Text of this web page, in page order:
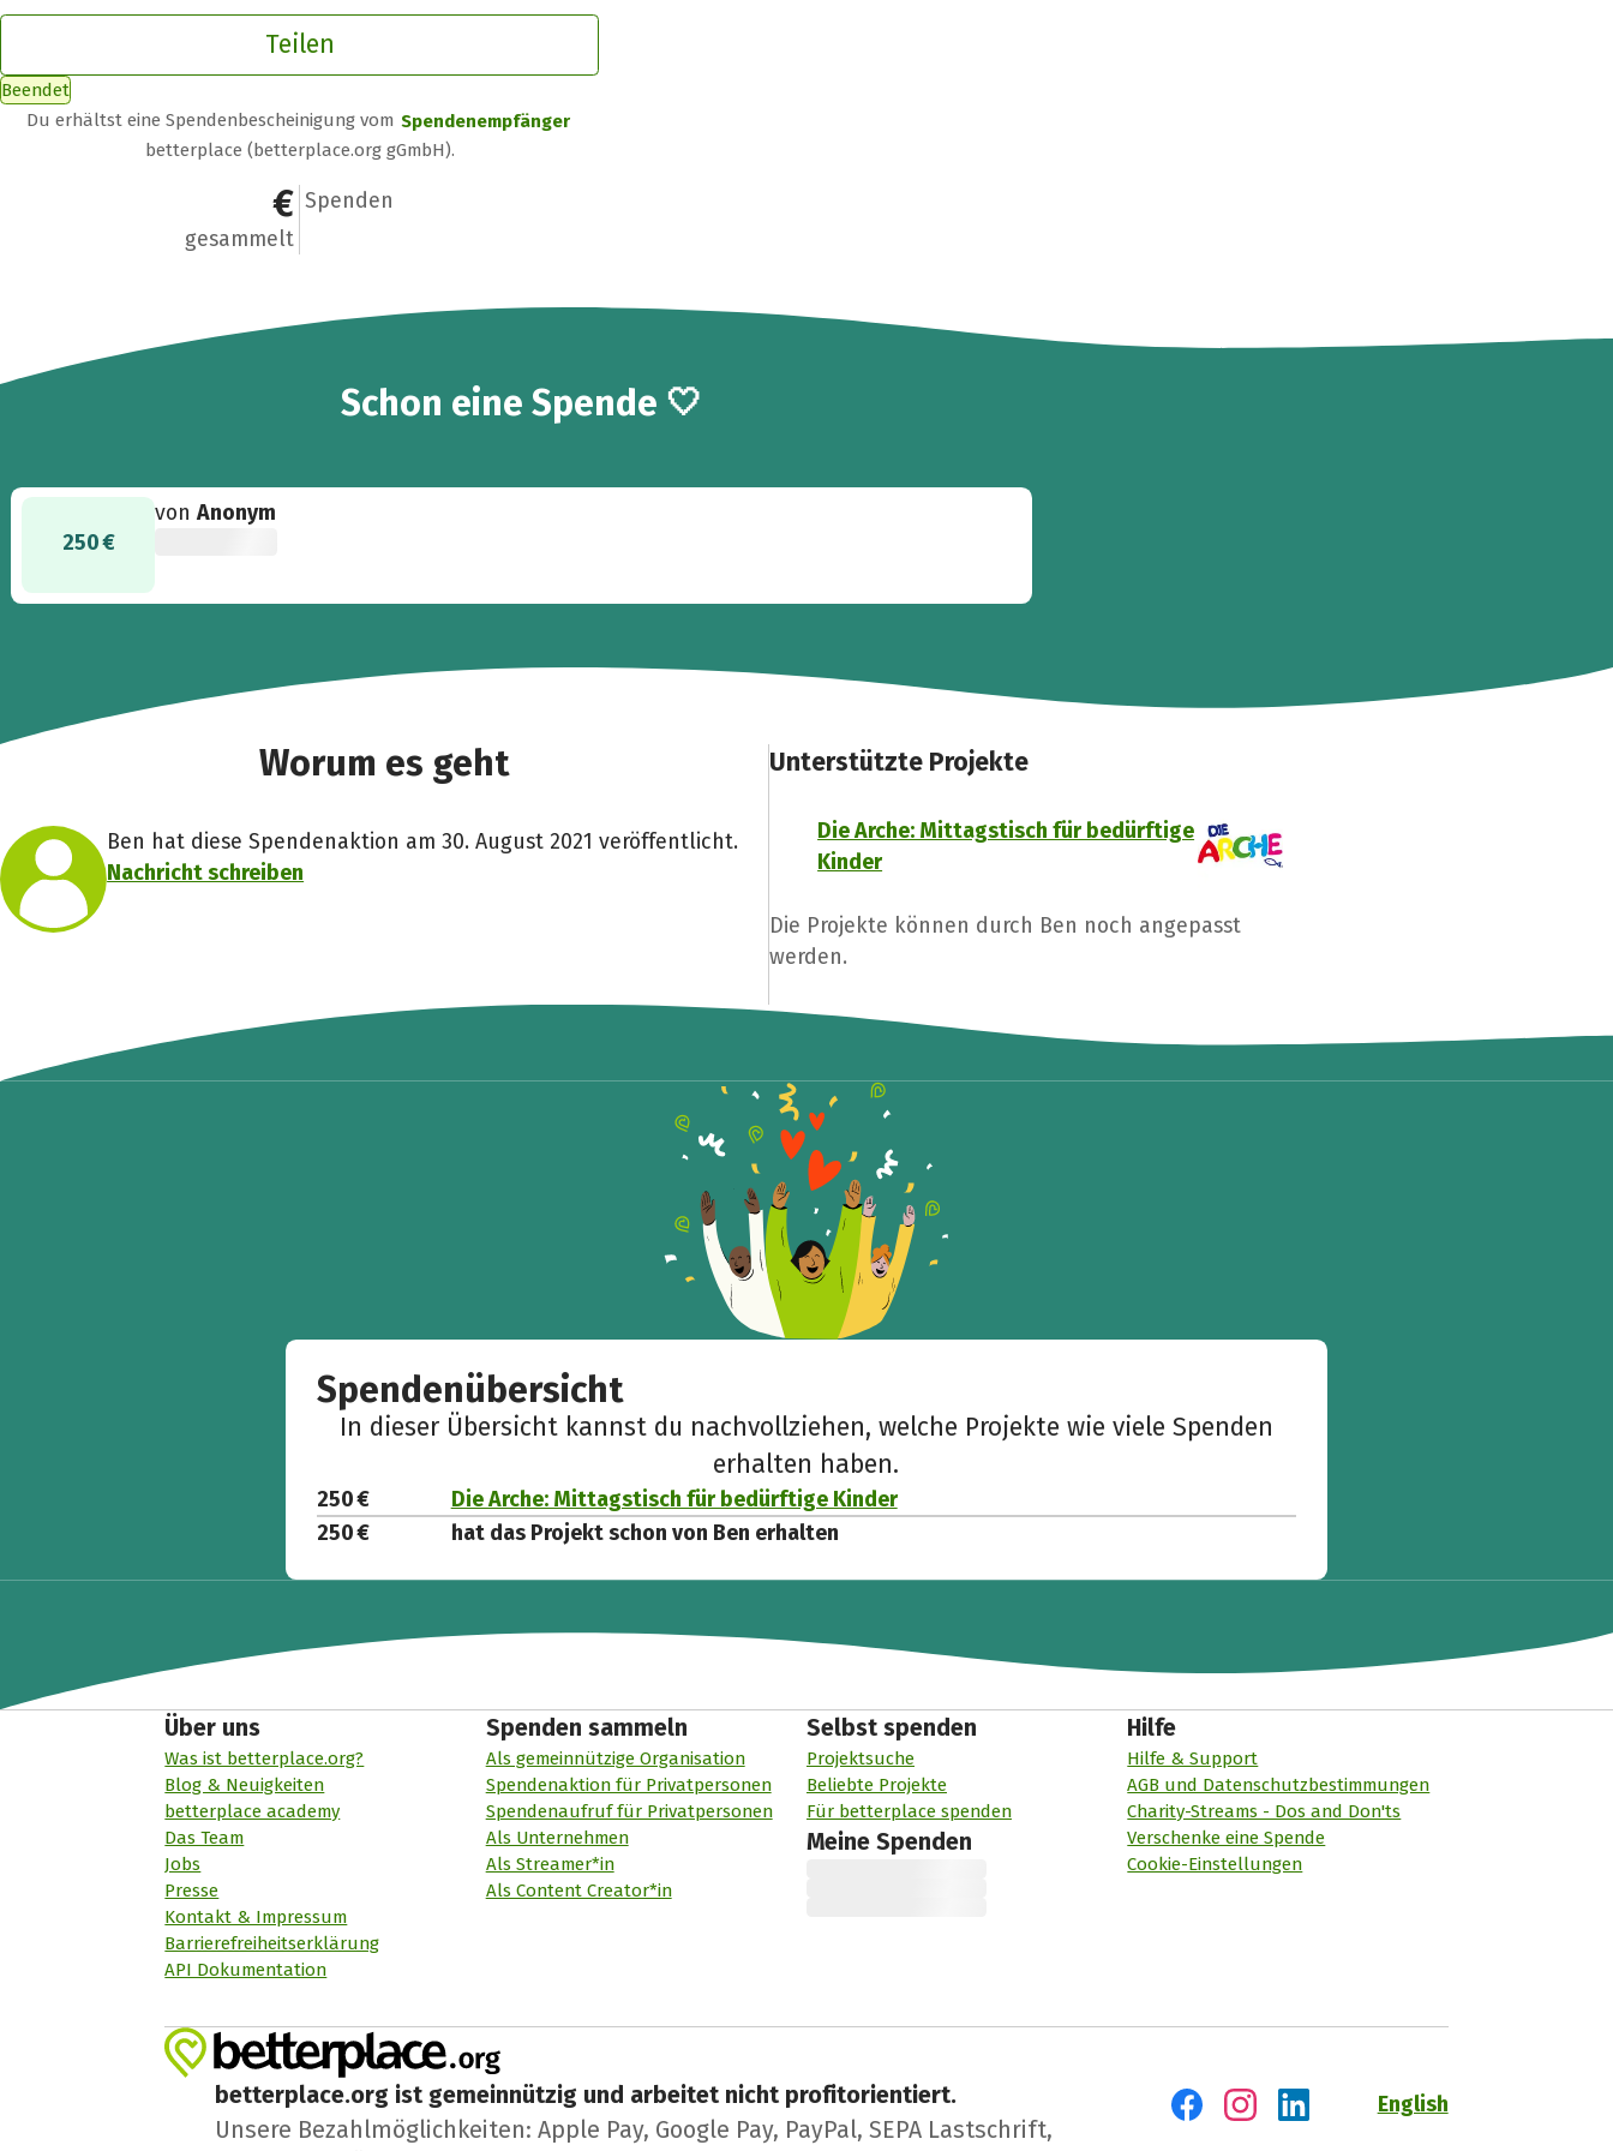
Teilen
Beendet
Du erhältst eine Spendenbescheinigung vom Spendenempfänger
betterplace (betterplace.org gGmbH).
250 €
gesammelt
1
Spenden
Schon eine Spende 🤍
250 €
vonAnonym
Worum es geht
Ben hat diese Spendenaktion am 30. August 2021 veröffentlicht.
Nachricht schreiben
Unterstützte Projekte
Die Arche: Mittagstisch für bedürftige
Kinder
Die Projekte können durch Ben noch angepasst
werden.
Spendenübersicht
In dieser Übersicht kannst du nachvollziehen, welche Projekte wie viele Spenden
erhalten haben.
250 €
Die Arche: Mittagstisch für bedürftige Kinder
250 €
hat das Projekt schon von Ben erhalten
Teile die Spendenaktion
Hilf mit noch mehr Spenden zu sammeln!
WhatsApp Messenger
Über uns
Was ist betterplace.org?
Blog & Neuigkeiten
betterplace academy
Das Team
Jobs
Presse
Kontakt & Impressum
Barrierefreiheitserklärung
API Dokumentation
Spenden sammeln
Als gemeinnützige Organisation
Spendenaktion für Privatpersonen
Spendenaufruf für Privatpersonen
Als Unternehmen
Als Streamer*in
Als Content Creator*in
Selbst spenden
Projektsuche
Beliebte Projekte
Für betterplace spenden
Meine Spenden
Hilfe
Hilfe & Support
AGB und Datenschutzbestimmungen
Charity-Streams - Dos and Don'ts
Verschenke eine Spende
Cookie-Einstellungen
betterplace.org ist gemeinnützig und arbeitet nicht profitorientiert.
Unsere Bezahlmöglichkeiten: Apple Pay, Google Pay, PayPal, SEPA Lastschrift,
English